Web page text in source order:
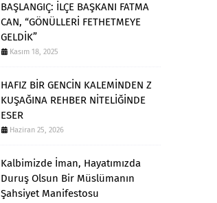
BAŞLANGIÇ: İLÇE BAŞKANI FATMA
CAN, “GÖNÜLLERİ FETHETMEYE
GELDİK”
Kasım 18, 2025
HAFIZ BİR GENCİN KALEMİNDEN Z
KUŞAĞINA REHBER NİTELİĞİNDE
ESER
Haziran 25, 2026
Kalbimizde İman, Hayatımızda
Duruş Olsun Bir Müslümanın
Şahsiyet Manifestosu